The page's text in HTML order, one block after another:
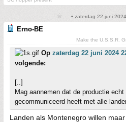
• zaterdag 22 juni
Erno-BE
Make the U.S.S.R.
Op zaterdag 22 juni 2024
volgende:
[..]
Mag aannemen dat de productie
gecommuniceerd heeft met alle
Landen als Montenegro willen